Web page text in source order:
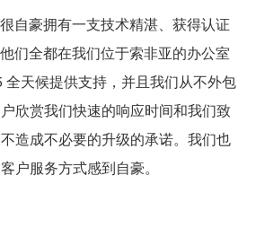
自豪拥有一支技术精湛、获得认证
们全都在我们位于索非亚的办公室
全天候提供支持，并且我们从不外包
欣赏我们快速的响应时间和我们致
造成不必要的升级的承诺。我们也
户服务方式感到自豪。